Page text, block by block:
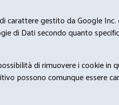
carattere gestito da Google
di Dati secondo quanto
di rimuovere i cookie
possono comunque essere